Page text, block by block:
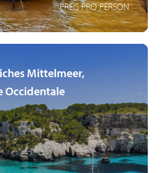
PREIS PRO PERSON
Mittelmeer,
Occidentale